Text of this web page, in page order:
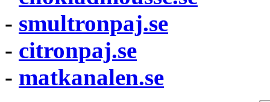
- smultronpaj.se
- citronpaj.se
- matkanalen.se